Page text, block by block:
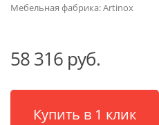
Мебельная фабрика:Artinox
58 316 руб.
Купить в 1 клик